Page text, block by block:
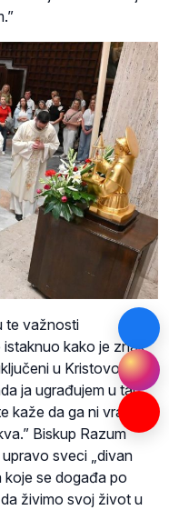
te važnosti
istaknuo kako je znak
u Kristovo djelo,
ja ugrađujem u taj
kaže da ga ni vrata
Biskup Razum
sveci „divan
koje se događa po
živimo svoj život u